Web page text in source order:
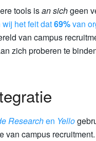
tools isan sichgeen
het feit dat69%van
van campus
zich proberen te
Researchen Yello
van campus